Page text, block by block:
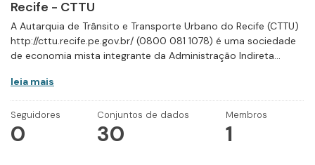
Recife - CTTU
A Autarquia de Trânsito e Transporte Urbano do Recife (CTTU)
http://cttu.recife.pe.gov.br/ (0800 081 1078) é uma sociedade
de economia mista integrante da Administração Indireta...
leia mais
Seguidores
0
Conjuntos de dados
30
Membros
1